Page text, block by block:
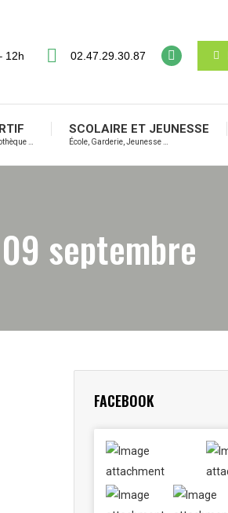
12h 02.47.29.30.87
…
SCOLAIRE ET JEUNESSE
École, Garderie, Jeunesse …
septembre
FACEBOOK